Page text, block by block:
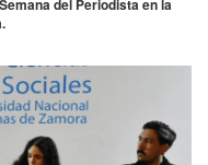
del Periodista en la